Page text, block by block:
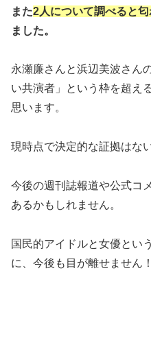
また2人について調べると
ました。
永瀬廉さんと浜辺美波さん
い共演者」という枠を超え
思います。
現時点で決定的な証拠はな
今後の週刊誌報道や公式コ
あるかもしれません。
国民的アイドルと女優とい
に、今後も目が離せません！